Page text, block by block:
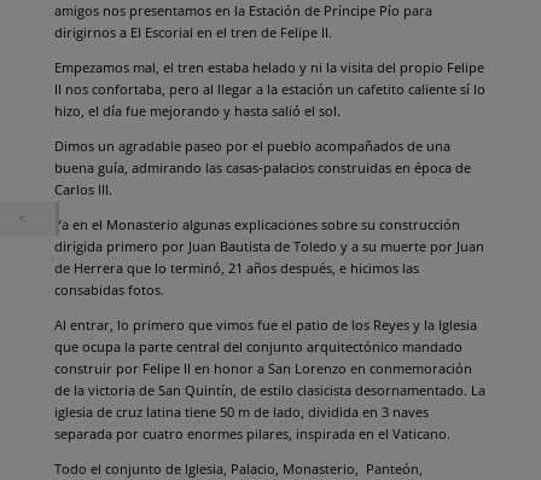
amigos nos presentamos en la Estación de Príncipe Pío para
dirigirnos a El Escorial en el tren de Felipe II.
Empezamos mal, el tren estaba helado y ni la visita del propio Felipe
II nos confortaba, pero al llegar a la estación un cafetito caliente sí lo
hizo, el día fue mejorando y hasta salió el sol.
Dimos un agradable paseo por el pueblo acompañados de una
buena guía, admirando las casas-palacios construidas en época de
Carlos III.
Ya en el Monasterio algunas explicaciones sobre su construcción
dirigida primero por Juan Bautista de Toledo y a su muerte por Juan
de Herrera que lo terminó, 21 años después, e hicimos las
consabidas fotos.
Al entrar, lo primero que vimos fue el patio de los Reyes y la Iglesia
que ocupa la parte central del conjunto arquitectónico mandado
construir por Felipe II en honor a San Lorenzo en conmemoración
de la victoria de San Quintín, de estilo clasicista desornamentado. La
iglesia de cruz latina tiene 50 m de lado, dividida en 3 naves
separada por cuatro enormes pilares, inspirada en el Vaticano.
Todo el conjunto de Iglesia, Palacio, Monasterio, Panteón,